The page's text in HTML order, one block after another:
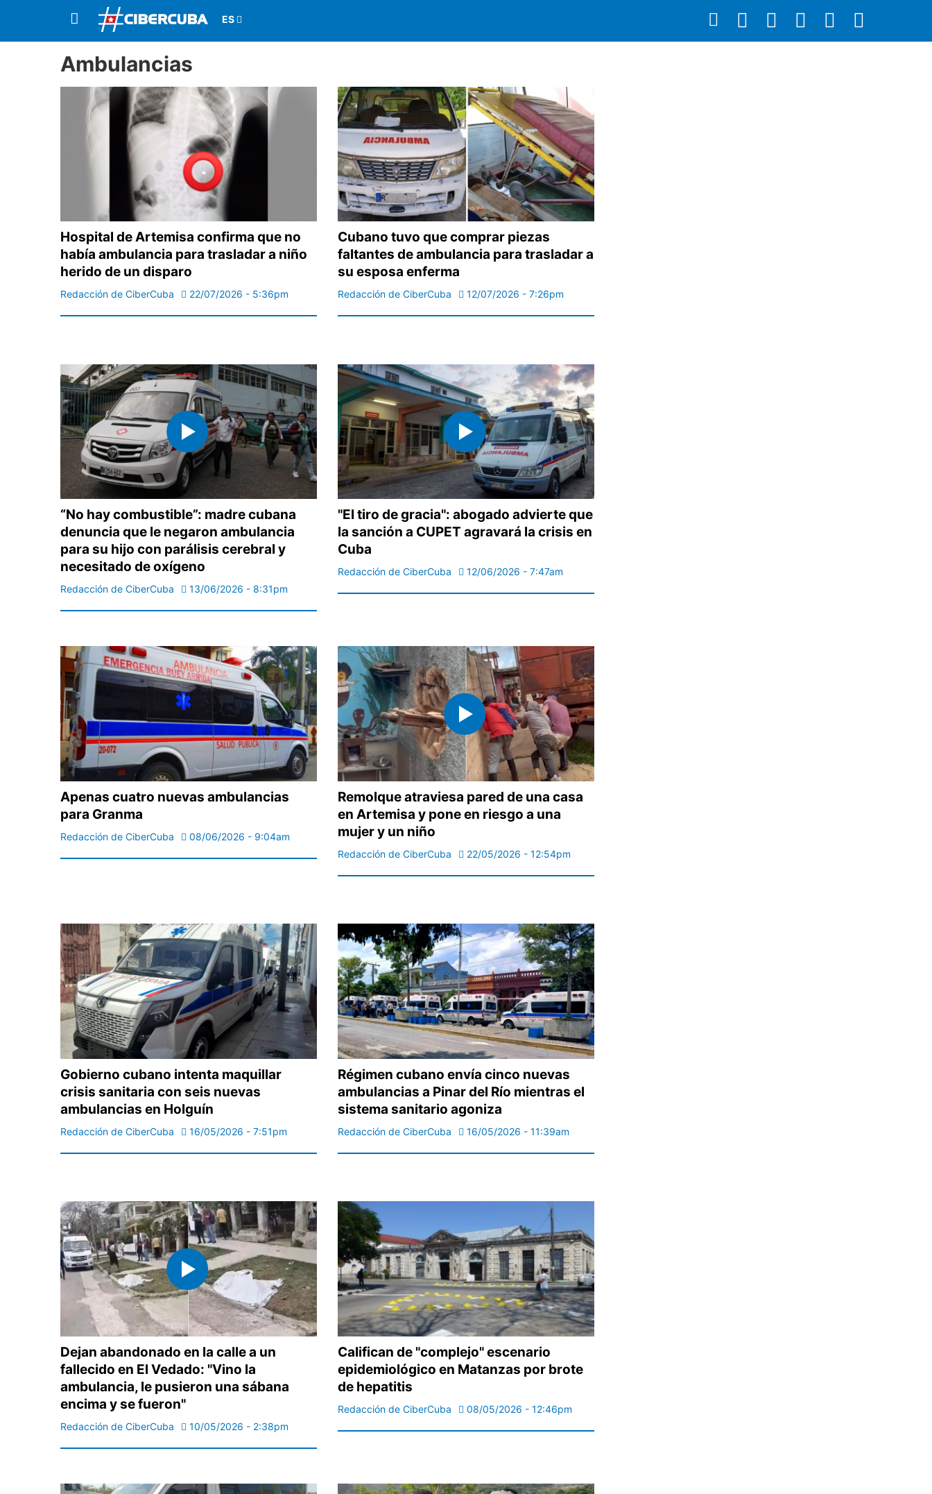
Ambulancias
Hospital de Artemisa confirma que no
había ambulancia para trasladar a niño
herido de un disparo
Redacción de CiberCuba 22/07/2026 - 5:36pm
Cubano tuvo que comprar piezas
faltantes de ambulancia para trasladar a
su esposa enferma
Redacción de CiberCuba 12/07/2026 - 7:26pm
“No hay combustible”: madre cubana
denuncia que le negaron ambulancia
para su hijo con parálisis cerebral y
necesitado de oxígeno
Redacción de CiberCuba 13/06/2026 - 8:31pm
"El tiro de gracia": abogado advierte que
la sanción a CUPET agravará la crisis en
Cuba
Redacción de CiberCuba 12/06/2026 - 7:47am
Apenas cuatro nuevas ambulancias
para Granma
Redacción de CiberCuba 08/06/2026 - 9:04am
Remolque atraviesa pared de una casa
en Artemisa y pone en riesgo a una
mujer y un niño
Redacción de CiberCuba 22/05/2026 - 12:54pm
Gobierno cubano intenta maquillar
crisis sanitaria con seis nuevas
ambulancias en Holguín
Redacción de CiberCuba 16/05/2026 - 7:51pm
Régimen cubano envía cinco nuevas
ambulancias a Pinar del Río mientras el
sistema sanitario agoniza
Redacción de CiberCuba 16/05/2026 - 11:39am
Dejan abandonado en la calle a un
fallecido en El Vedado: "Vino la
ambulancia, le pusieron una sábana
encima y se fueron"
Redacción de CiberCuba 10/05/2026 - 2:38pm
Califican de "complejo" escenario
epidemiológico en Matanzas por brote
de hepatitis
Redacción de CiberCuba 08/05/2026 - 12:46pm